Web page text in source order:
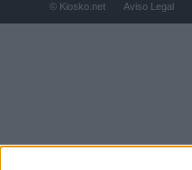
© Kiosko.net Aviso Legal